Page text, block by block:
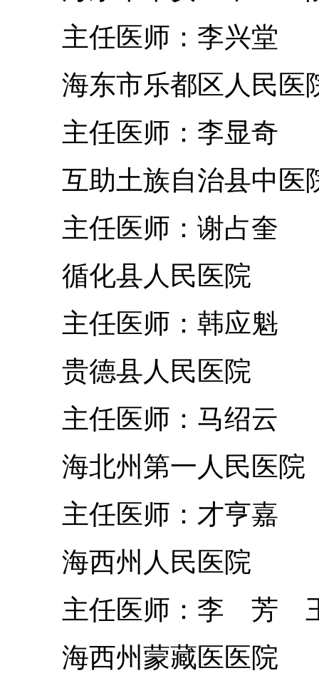
主任医师：李兴堂
海东市乐都区人民
主任医师：李显奇
互助土族自治县中
主任医师：谢占奎
循化县人民医院
主任医师：韩应魁
贵德县人民医院
主任医师：马绍云
海北州第一人民医院
主任医师：才亨嘉
海西州人民医院
主任医师：李 芳
海西州蒙藏医医院